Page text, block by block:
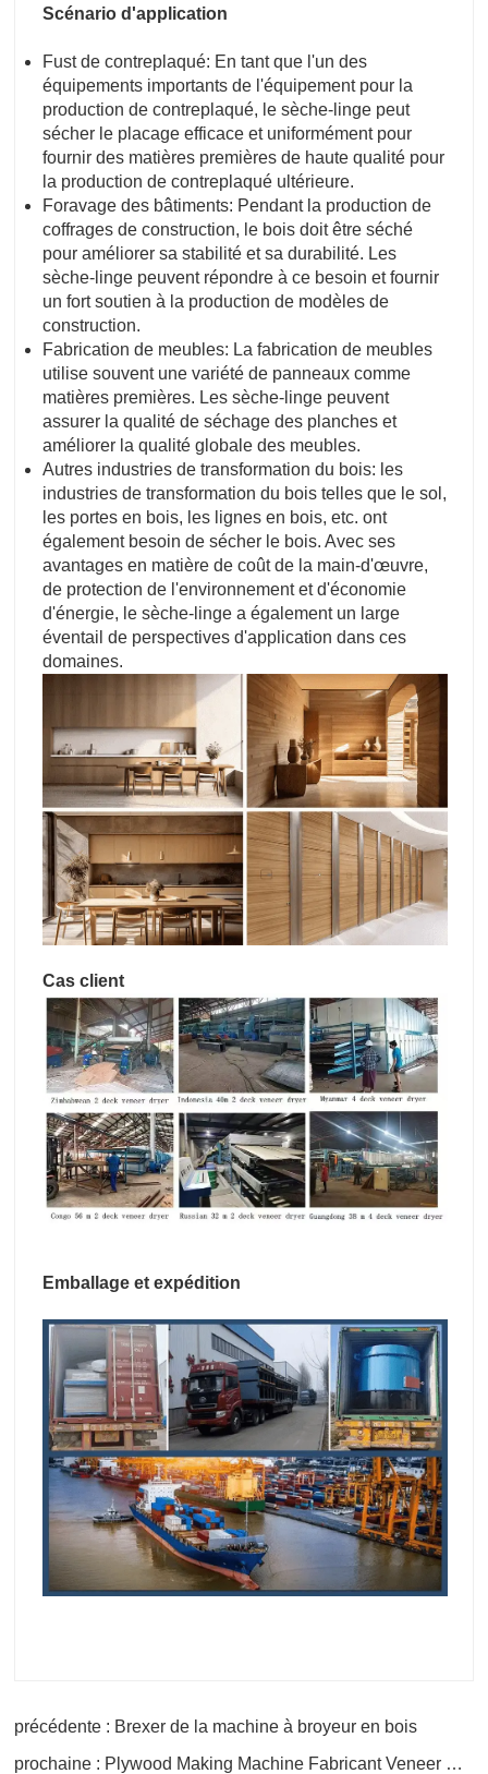
Scénario d'application
Fust de contreplaqué: En tant que l'un des
équipements importants de l'équipement pour la
production de contreplaqué, le sèche-linge peut
sécher le placage efficace et uniformément pour
fournir des matières premières de haute qualité pour
la production de contreplaqué ultérieure.
Foravage des bâtiments: Pendant la production de
coffrages de construction, le bois doit être séché
pour améliorer sa stabilité et sa durabilité. Les
sèche-linge peuvent répondre à ce besoin et fournir
un fort soutien à la production de modèles de
construction.
Fabrication de meubles: La fabrication de meubles
utilise souvent une variété de panneaux comme
matières premières. Les sèche-linge peuvent
assurer la qualité de séchage des planches et
améliorer la qualité globale des meubles.
Autres industries de transformation du bois: les
industries de transformation du bois telles que le sol,
les portes en bois, les lignes en bois, etc. ont
également besoin de sécher le bois. Avec ses
avantages en matière de coût de la main-d'œuvre,
de protection de l'environnement et d'économie
d'énergie, le sèche-linge a également un large
éventail de perspectives d'application dans ces
domaines.
Cas client
Emballage et expédition
précédente : Brexer de la machine à broyeur en bois
prochaine : Plywood Making Machine Fabricant Veneer Dryer Fournisseurs de machines pour le contreplaqué